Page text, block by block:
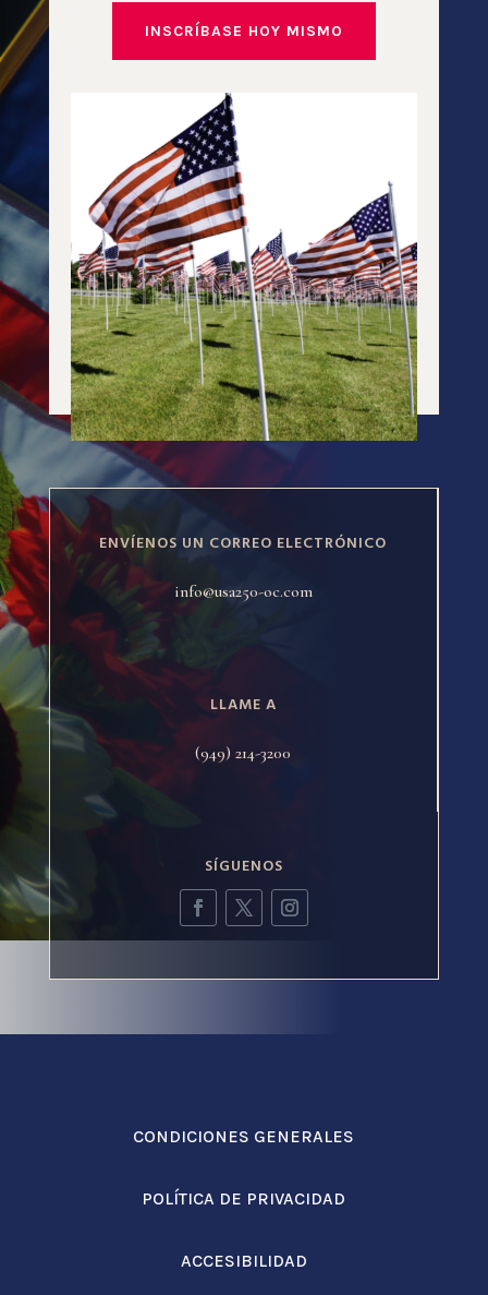
INSCRÍBASE HOY MISMO
ENVÍENOS UN CORREO ELECTRÓNICO
info@usa250-oc.com
LLAME A
(949) 214-3200
SÍGUENOS
CONDICIONES GENERALES
POLÍTICA DE PRIVACIDAD
ACCESIBILIDAD